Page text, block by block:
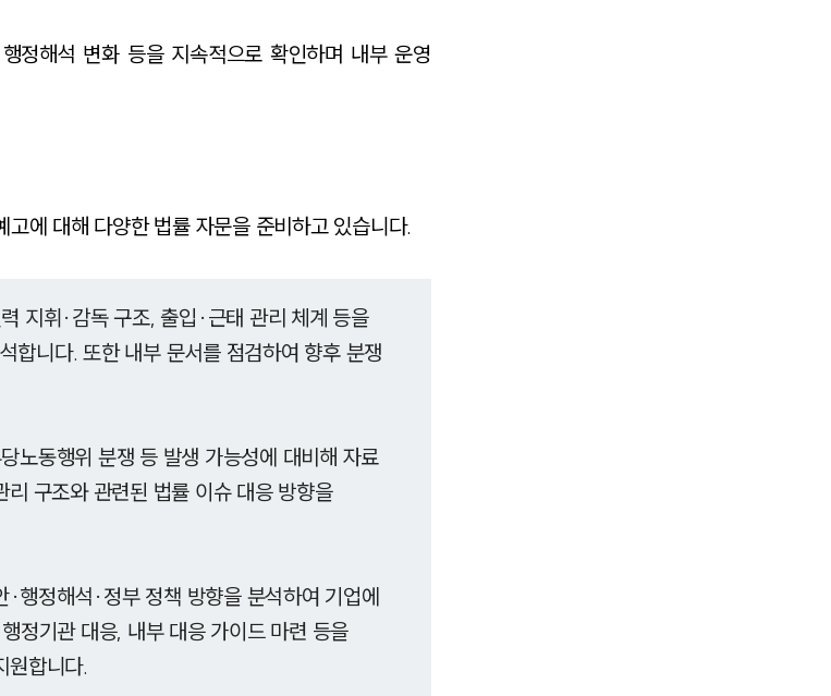
정해석 변화 등을 지속적으로 확인하며 내부 운영
에 대해 다양한 법률 자문을 준비하고 있습니다.
지휘·감독 구조, 출입·근태 관리 체계 등을
합니다. 또한 내부 문서를 점검하여 향후 분쟁
노동행위 분쟁 등 발생 가능성에 대비해 자료
구조와 관련된 법률 이슈 대응 방향을
행정해석·정부 정책 방향을 분석하여 기업에
정기관 대응, 내부 대응 가이드 마련 등을
원합니다.